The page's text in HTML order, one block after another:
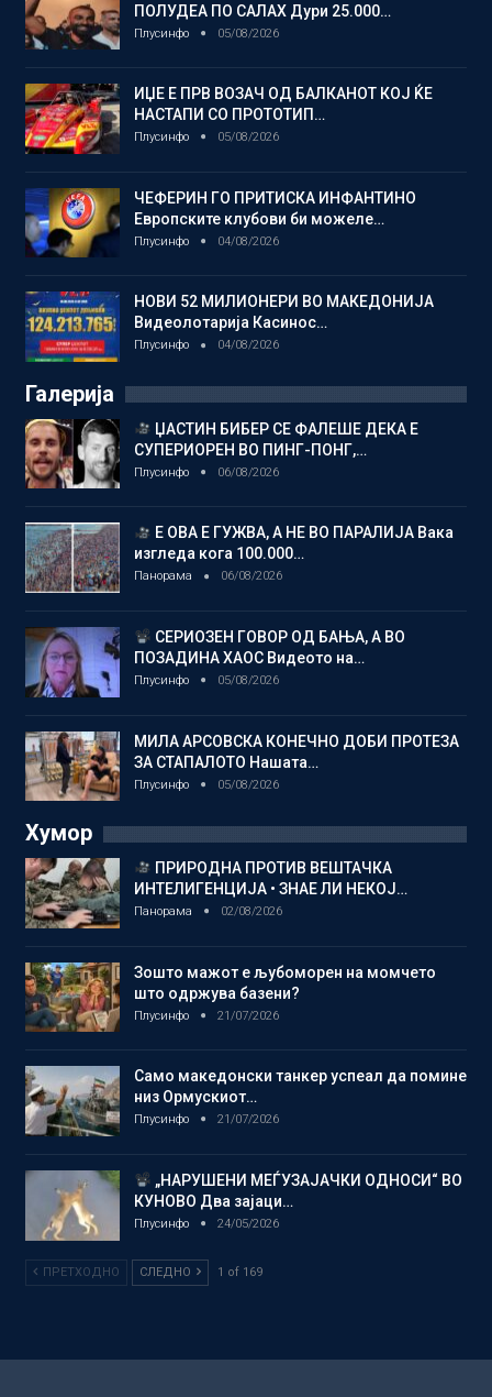
ПОЛУДЕА ПО САЛАХ Дури 25.000…
Плусинфо 05/08/2026
ИЏЕ Е ПРВ ВОЗАЧ ОД БАЛКАНОТ КОЈ ЌЕ
НАСТАПИ СО ПРОТОТИП…
Плусинфо 05/08/2026
ЧЕФЕРИН ГО ПРИТИСКА ИНФАНТИНО
Европските клубови би можеле…
Плусинфо 04/08/2026
НОВИ 52 МИЛИОНЕРИ ВО МАКЕДОНИЈА
Видеолотарија Касинос…
Плусинфо 04/08/2026
Галерија
ЏАСТИН БИБЕР СЕ ФАЛЕШЕ ДЕКА Е
СУПЕРИОРЕН ВО ПИНГ-ПОНГ,…
Плусинфо 06/08/2026
Е ОВА Е ГУЖВА, А НЕ ВО ПАРАЛИЈА Вака
изгледа кога 100.000…
Панорама 06/08/2026
СЕРИОЗЕН ГОВОР ОД БАЊА, А ВО
ПОЗАДИНА ХАОС Видеото на…
Плусинфо 05/08/2026
МИЛА АРСОВСКА КОНЕЧНО ДОБИ ПРОТЕЗА
ЗА СТАПАЛОТО Нашата…
Плусинфо 05/08/2026
Хумор
ПРИРОДНА ПРОТИВ ВЕШТАЧКА
ИНТЕЛИГЕНЦИЈА • ЗНАЕ ЛИ НЕКОЈ…
Панорама 02/08/2026
Зошто мажот е љубоморен на момчето
што одржува базени?
Плусинфо 21/07/2026
Само македонски танкер успеал да помине
низ Ормускиот…
Плусинфо 21/07/2026
„НАРУШЕНИ МЕЃУЗАЈАЧКИ ОДНОСИ“ ВО
КУНОВО Два зајаци…
Плусинфо 24/05/2026
ПРЕТХОДНО СЛЕДНО 1 of 169